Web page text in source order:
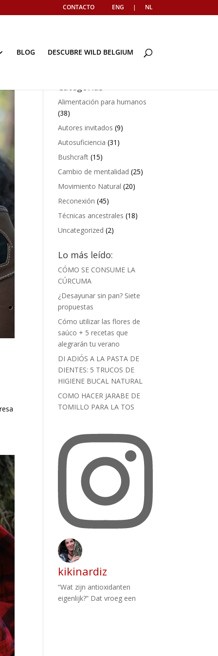
CONTACTO ENG | NL
BLOG DESCUBRE WILD BELGIUM
Categorías
Alimentación para humanos
(38)
Autores invitados (9)
Autosuficiencia (31)
Bushcraft (15)
Cambio de mentalidad (25)
Movimiento Natural (20)
Reconexión (45)
Técnicas ancestrales (18)
Uncategorized (2)
Lo más leído:
CÓMO SE CONSUME LA
CÚRCUMA
¿Desayunar sin pan? Siete
propuestas
Cómo utilizar las flores de
saúco + 5 recetas que
alegrarán tu verano
DI ADIÓS A LA PASTA DE
DIENTES: 5 TRUCOS DE
HIGIENE BUCAL NATURAL
COMO HACER JARABE DE
TOMILLO PARA LA TOS
kikinardiz
“Wat zijn antioxidanten
eigenlijk?” Dat vroeg een